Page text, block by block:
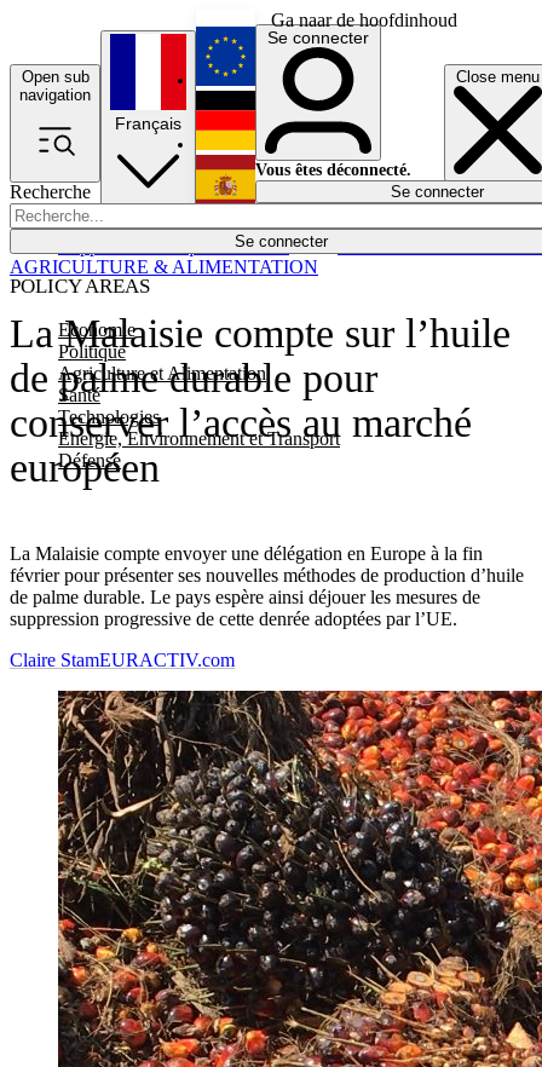
Ga naar de hoofdinhoud
Open sub
navigation
Close menu
Recherche
Se connecter
POLICY AREAS
Economie
Politique
Agriculture et Alimentation
Santé
Technologies
Energie, Environnement et Transport
Défense
Économie
Français
English
Deutsch
Español
Se connecter
Vous êtes déconnecté.
Se connecter
La Malaisie compte sur l’huile
de palme durable pour
conserver l’accès au marché
européen
La Malaisie compte envoyer une délégation en Europe à la fin
février pour présenter ses nouvelles méthodes de production d’huile
de palme durable. Le pays espère ainsi déjouer les mesures de
suppression progressive de cette denrée adoptées par l’UE.
AGRICULTURE & ALIMENTATION
Claire StamEURACTIV.com